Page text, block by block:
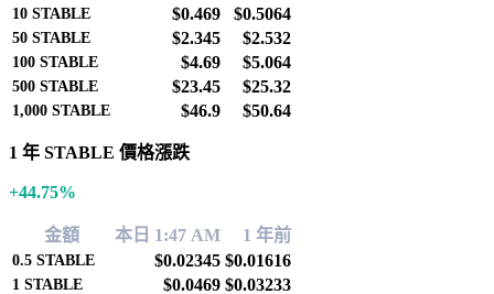
10 STABLE $0.469 $0.5064
50 STABLE $2.345 $2.532
100 STABLE $4.69 $5.064
500 STABLE $23.45 $25.32
1,000 STABLE $46.9 $50.64
1 年 STABLE 價格漲跌
+44.75%
金額 本日 1:47 AM 1 年前
0.5 STABLE $0.02345 $0.01616
1 STABLE $0.0469 $0.03233